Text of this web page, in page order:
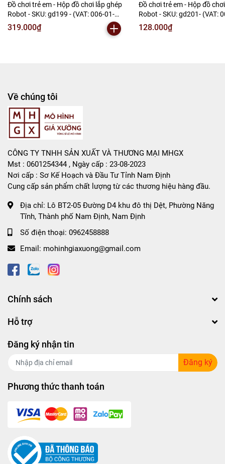
Đồ chơi trẻ em - Hộp đồ chơi lắp ghép
Robot - SKU: gd199 - (VAT: 006-01-
240) - N2-F1-S12
319.000₫
Đồ chơi trẻ em - Hộp đồ
Robot - SKU: gd201- (VAT:
- N2-E1-S2
128.000₫
Về chúng tôi
CÔNG TY TNHH SẢN XUẤT VÀ THƯƠNG MẠI MHGX
Mst : 0601254344 , Ngày cấp : 23-08-2023
Nơi cấp : Sơ Kế Hoạch và Đầu Tư Tỉnh Nam Định
Cung cấp sản phẩm chất lượng từ các thương hiệu hàng đầu.
Địa chỉ: Lô BT2-05 Đường D4 khu đô thị Dệt, Phường Năng
Tĩnh, Thành phố Nam Định, Nam Định
Số điện thoại: 0962458888
Email: mohinhgiaxuong@gmail.com
Chính sách
Hỗ trợ
Đăng ký nhận tin
Đăng ký
Phương thức thanh toán